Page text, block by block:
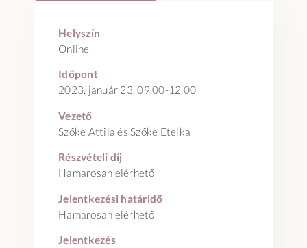
Helyszín
Online
Időpont
2023. január 23. 09.00-12.00
Vezető
Szőke Attila és Szőke Etelka
Részvételi díj
Hamarosan elérhető
Jelentkezési határidő
Hamarosan elérhető
Jelentkezés